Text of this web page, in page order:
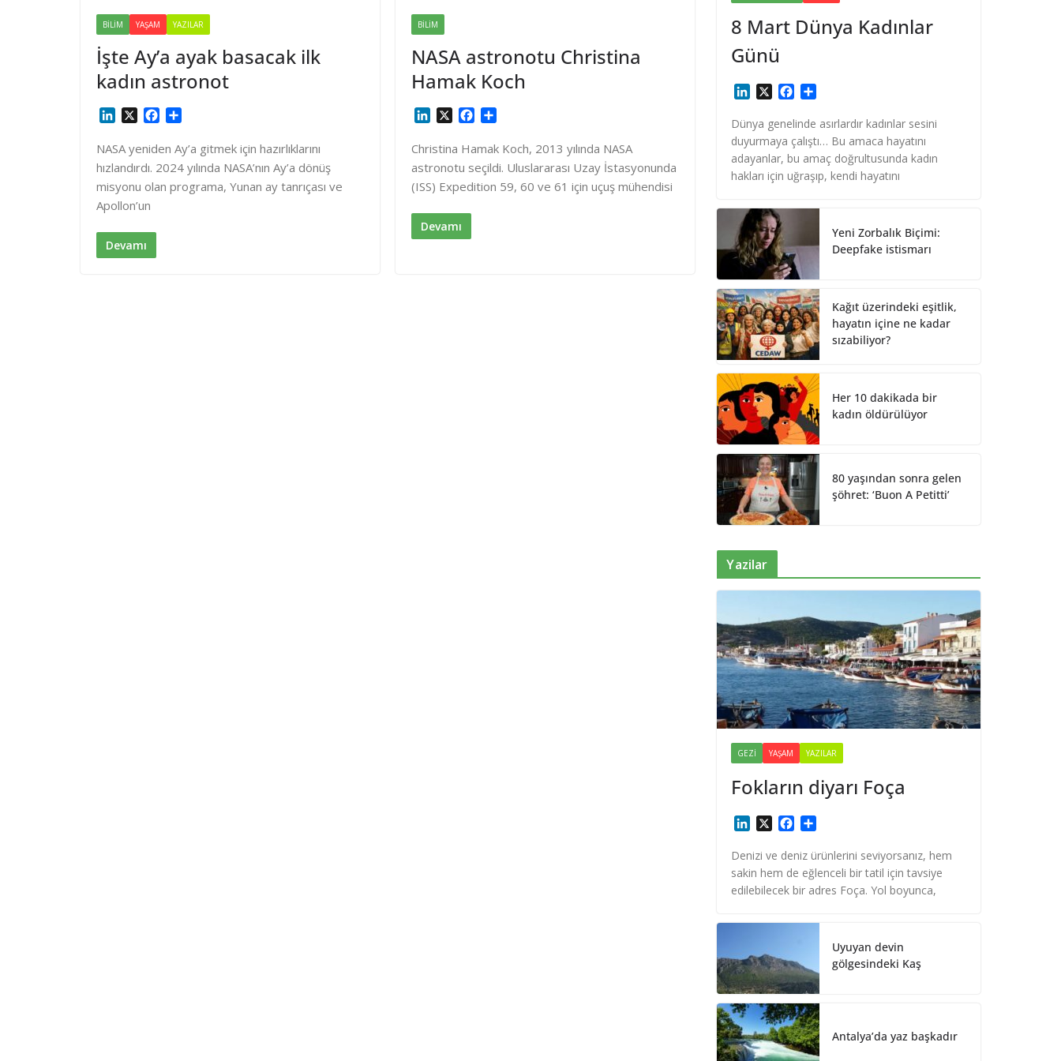
BILIM YAŞAM YAZILAR
İşte Ay’a ayak basacak ilk
kadın astronot
L
n
k
e
d
I
X
c
e
b
o
a
r
e
NASA yeniden Ay’a gitmek için hazırlıklarını
hızlandırdı. 2024 yılında NASA’nın Ay’a dönüş
misyonu olan programa, Yunan ay tanrıçası ve
Apollon’un
Devamı
BILIM
NASA astronotu Christina
Hamak Koch
L
n
k
e
d
I
n
X
F
c
e
b
o
a
r
e
Christina Hamak Koch, 2013 yılında NASA
astronotu seçildi. Uluslararası Uzay İstasyonunda
(ISS) Expedition 59, 60 ve 61 için uçuş mühendisi
Devamı
8 Mart Dünya Kadınlar
Günü
n
k
e
d
c
e
b
o
o
a
r
e
Dünya genelinde asırlardır kadınlar sesini
duyurmaya çalıştı… Bu amaca hayatını
adayanlar, bu amaç doğrultusunda kadın
hakları için uğraşıp, kendi hayatını
Yeni Zorbalık Biçimi:
Deepfake istismarı
Kağıt üzerindeki eşitlik,
hayatın içine ne kadar
sızabiliyor?
Her 10 dakikada bir
kadın öldürülüyor
80 yaşından sonra gelen
şöhret: ‘Buon A Petitti’
Yazilar
GEZI YAŞAM YAZILAR
Fokların diyarı Foça
n
k
e
I
c
e
b
o
a
r
e
Denizi ve deniz ürünlerini seviyorsanız, hem
sakin hem de eğlenceli bir tatil için tavsiye
edilebilecek bir adres Foça. Yol boyunca,
Uyuyan devin
gölgesindeki Kaş
Antalya’da yaz başkadır